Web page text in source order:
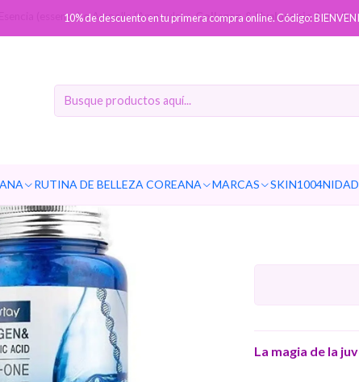
RUTINA DE BELLEZA COREANA MARCAS SKIN1004NIDA
10% de descuento en tu primera compra online. Código:
(essence) o Ampolla (Ampoule) Collagen & Hyaluronic Acid
La magia de la